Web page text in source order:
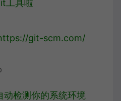
工具啦
git-scm.com/
动检测你的系统环境